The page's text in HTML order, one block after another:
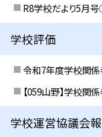
R8学校だより5月
学校評価
令和7年度学校関係
【059山野】学校関
学校運営協議会